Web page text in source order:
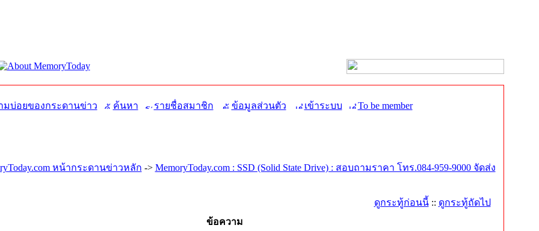
มบ่อยของกระดานข่าว ค้นหา รายชื่อสมาชิก ข้อมูลส่วนตัว เข้าระบบ To be member
หน้ากระดานข่าวหลัก -> MemoryToday.com : SSD (Solid State Drive) : สอบถามราคา โทร.084-959-9000 จัดส่ง
ดูกระทู้ก่อนนี้:: ดูกระทู้ถัดไป
ข้อความ